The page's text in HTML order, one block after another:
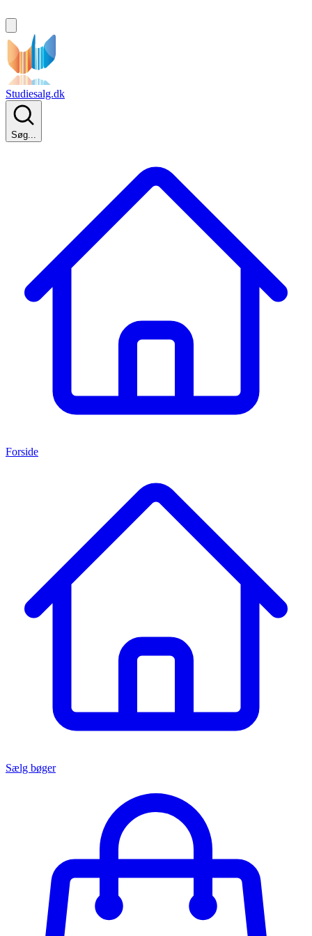
Studiesalg.dk
Søg...
Forside
Sælg bøger